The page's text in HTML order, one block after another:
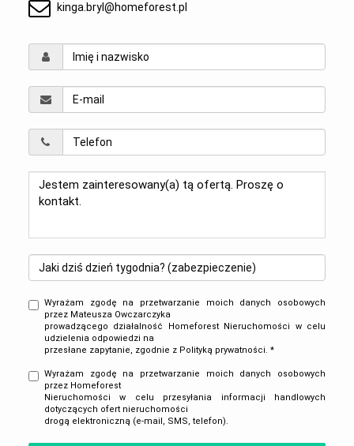
kinga.bryl@homeforest.pl
Wyrażam zgodę na przetwarzanie moich danych osobowych
przez Mateusza Owczarczyka
prowadzącego działalność Homeforest Nieruchomości w celu
udzielenia odpowiedzi na
przesłane zapytanie, zgodnie z Polityką prywatności. *
Wyrażam zgodę na przetwarzanie moich danych osobowych
przez Homeforest
Nieruchomości w celu przesyłania informacji handlowych
dotyczących ofert nieruchomości
drogą elektroniczną (e-mail, SMS, telefon).